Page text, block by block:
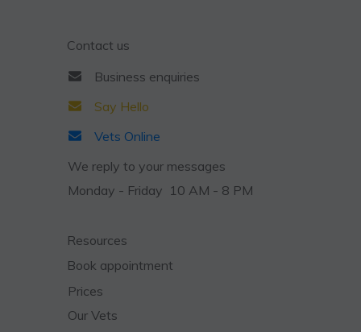
Monday - Friday 10 AM - 8 PM
We reply to your messages
Contact us
Vets Online
Say Hello
Business enquiries
Resources
Book appointment
Prices
Our Vets